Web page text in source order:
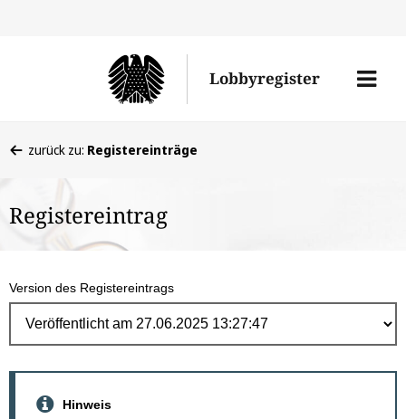
Lobbyregister
Menü
befinden
hier:
zurück zu: Registereinträge
Registereintrag
Version des Registereintrags
Hinweis